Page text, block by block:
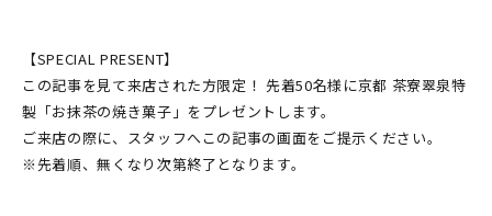
【SPECIAL PRESENT】
この記事を見て来店された方限定！ 先着50名様に京都 茶寮翠泉特
製「お抹茶の焼き菓子」をプレゼントします。
ご来店の際に、スタッフへこの記事の画面をご提示ください。
※先着順、無くなり次第終了となります。